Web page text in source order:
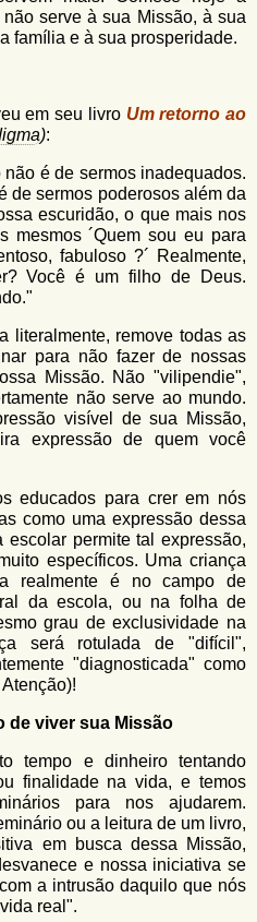
serve à sua Missão, à sua
família e à sua prosperidade.
em seu livro Um retorno ao
):
é de sermos inadequados.
de sermos poderosos além da
escuridão, o que mais nos
mesmos ´Quem sou eu para
fabuloso ?´ Realmente,
Você é um filho de Deus.
literalmente, remove todas as
para não fazer de nossas
Missão. Não "vilipendie",
não serve ao mundo.
visível de sua Missão,
expressão de quem você
educados para crer em nós
como uma expressão dessa
permite tal expressão,
específicos. Uma criança
realmente é no campo de
da escola, ou na folha de
grau de exclusividade na
será rotulada de "difícil",
"diagnosticada" como
de viver sua Missão
tempo e dinheiro tentando
finalidade na vida, e temos
para nos ajudarem.
ou a leitura de um livro,
em busca dessa Missão,
e nossa iniciativa se
a intrusão daquilo que nós
real".